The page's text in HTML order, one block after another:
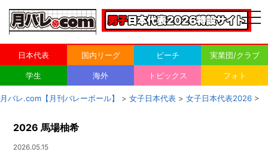
日本代表 国内リーグ ビーチ 実業団/クラブ
学生 海外 トピックス フォト
月バレ.com【月刊バレーボール】 > 女子日本代表 > 女子日本代表2026 >
2026 馬場柚希
2026.05.15